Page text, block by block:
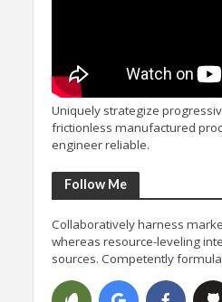
Uniquely strategize
frictionless manufactured
engineer reliable.
Follow Me
Collaboratively harness
whereas resource-leveling
sources. Competently